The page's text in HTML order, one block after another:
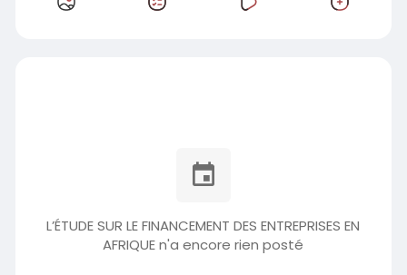
L’ÉTUDE SUR LE FINANCEMENT DES ENTREPRISES EN
AFRIQUE n'a encore rien posté